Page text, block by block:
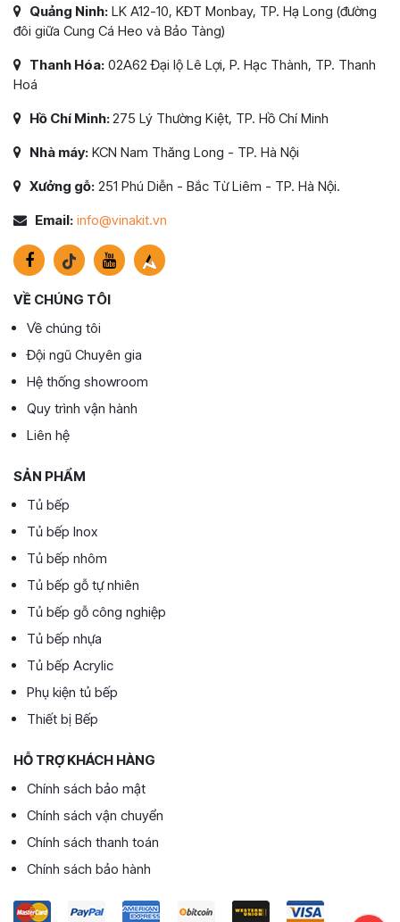
Quảng Ninh: LK A12-10, KĐT Monbay, TP. Hạ Long (đường
đôi giữa Cung Cá Heo và Bảo Tàng)
Thanh Hóa: 02A62 Đại lộ Lê Lợi, P. Hạc Thành, TP. Thanh
Hoá
Hồ Chí Minh:275 Lý Thường Kiệt, TP. Hồ Chí Minh
Nhà máy: KCN Nam Thăng Long - TP. Hà Nội
Xưởng gỗ: 251 Phú Diễn - Bắc Từ Liêm - TP. Hà Nội.
Email: info@vinakit.vn
VỀ CHÚNG TÔI
Về chúng tôi
Đội ngũ Chuyên gia
Hệ thống showroom
Quy trình vận hành
Liên hệ
SẢN PHẨM
Tủ bếp
Tủ bếp Inox
Tủ bếp nhôm
Tủ bếp gỗ tự nhiên
Tủ bếp gỗ công nghiệp
Tủ bếp nhựa
Tủ bếp Acrylic
Phụ kiện tủ bếp
Thiết bị Bếp
HỖ TRỢ KHÁCH HÀNG
Chính sách bảo mật
Chính sách vận chuyển
Chính sách thanh toán
Chính sách bảo hành